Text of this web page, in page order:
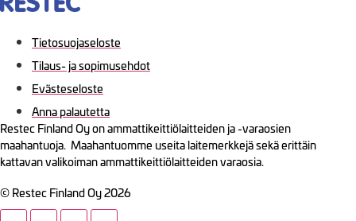
Tietosuojaseloste
Tilaus- ja sopimusehdot
Evästeseloste
Anna palautetta
Restec Finland Oy on ammattikeittiölaitteiden ja -varaosien
maahantuoja. Maahantuomme useita laitemerkkejä sekä erittäin
kattavan valikoiman ammattikeittiölaitteiden varaosia.
© Restec Finland Oy 2026